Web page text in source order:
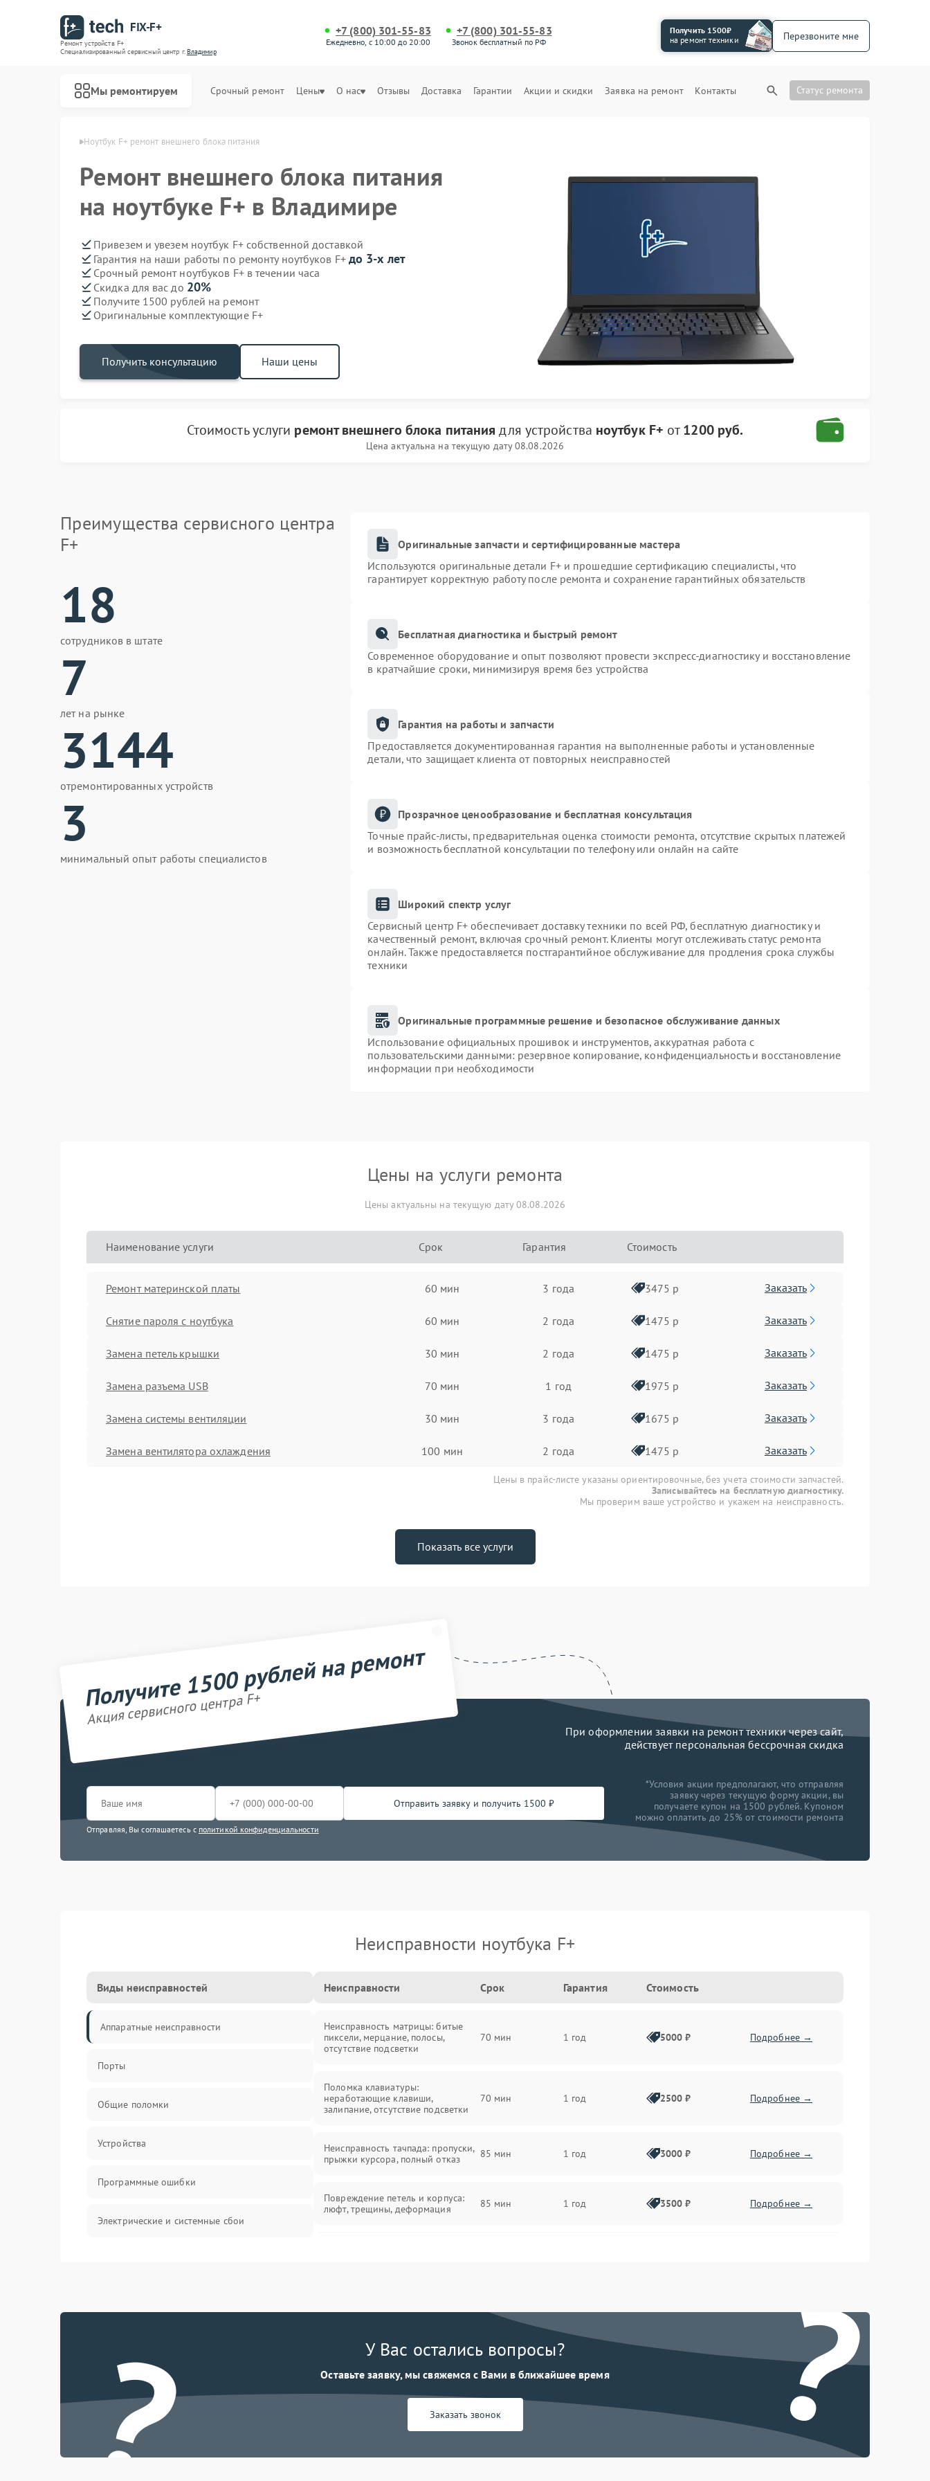
FIX-F+
Ремонт устройств F+
Специализированный cервисный центр г.Владимир
+7 (800) 301-55-83
Ежедневно, с 10:00 до 20:00
+7 (800) 301-55-83
Звонок бесплатный по РФ
Получить 1500₽
на ремонт техники
Перезвоните мне
Мы ремонтируем Срочный ремонт Цены О нас Отзывы Доставка Гарантии Акции и скидки Заявка на ремонт Контакты Статус ремонта
Ноутбук F+ ремонт внешнего блока питания
Ремонт внешнего блока питания
на ноутбуке F+ в Владимире
Привезем и увезем ноутбук F+ собственной доставкой
Гарантия на наши работы по ремонту ноутбуков F+ до 3-х лет
Срочный ремонт ноутбуков F+ в течении часа
Скидка для вас до 20%
Получите 1500 рублей на ремонт
Оригинальные комплектующие F+
Получить консультацию Наши цены
Стоимость услуги ремонт внешнего блока питания для устройства ноутбук F+ от1200 руб.
Цена актуальна на текущую дату 08.08.2026
Преимущества сервисного центра
F+
18
сотрудников в штате
7
лет на рынке
3144
отремонтированных устройств
3
минимальный опыт работы специалистов
Оригинальные запчасти и сертифицированные мастера
Используются оригинальные детали F+ и прошедшие сертификацию специалисты, что
гарантирует корректную работу после ремонта и сохранение гарантийных обязательств
Бесплатная диагностика и быстрый ремонт
Современное оборудование и опыт позволяют провести экспресс-диагностику и восстановление
в кратчайшие сроки, минимизируя время без устройства
Гарантия на работы и запчасти
Предоставляется документированная гарантия на выполненные работы и установленные
детали, что защищает клиента от повторных неисправностей
Прозрачное ценообразование и бесплатная консультация
Точные прайс-листы, предварительная оценка стоимости ремонта, отсутствие скрытых платежей
и возможность бесплатной консультации по телефону или онлайн на сайте
Широкий спектр услуг
Сервисный центр F+ обеспечивает доставку техники по всей РФ, бесплатную диагностику и
качественный ремонт, включая срочный ремонт. Клиенты могут отслеживать статус ремонта
онлайн. Также предоставляется постгарантийное обслуживание для продления срока службы
техники
Оригинальные программные решение и безопасное обслуживание данных
Использование официальных прошивок и инструментов, аккуратная работа с
пользовательскими данными: резервное копирование, конфиденциальность и восстановление
информации при необходимости
Цены на услуги ремонта
Цены актуальны на текущую дату 08.08.2026
Наименование услуги Срок Гарантия Стоимость
Ремонт материнской платы 60 мин 3 года 3475 р Заказать
Снятие пароля с ноутбука 60 мин 2 года 1475 р Заказать
Замена петель крышки 30 мин 2 года 1475 р Заказать
Замена разъема USB 70 мин 1 год 1975 р Заказать
Замена системы вентиляции 30 мин 3 года 1675 р Заказать
Замена вентилятора охлаждения 100 мин 2 года 1475 р Заказать
Цены в прайс-листе указаны ориентировочные, без учета стоимости запчастей.
Записывайтесь на бесплатную диагностику.
Мы проверим ваше устройство и укажем на неисправность.
Показать все услуги
Получите 1500 рублей на ремонт
Акция сервисного центра F+
При оформлении заявки на ремонт техники через сайт,
действует персональная бессрочная скидка
Отправить заявку и получить 1500 ₽
Отправляя, Вы соглашаетесь с политикой конфиденциальности
*Условия акции предполагают, что отправляя
заявку через текущую форму акции, вы
получаете купон на 1500 рублей. Купоном
можно оплатить до 25% от стоимости ремонта
Неисправности ноутбука F+
Виды неисправностей
Аппаратные неисправности
Порты
Общие поломки
Устройства
Программные ошибки
Электрические и системные сбои
Система охлаждения
Неисправности Срок Гарантия Стоимость
Неисправность матрицы: битые
пиксели, мерцание, полосы,
отсутствие подсветки
70 мин 1 год 5000 ₽ Подробнее →
Поломка клавиатуры:
неработающие клавиши,
залипание, отсутствие подсветки
70 мин 1 год 2500 ₽ Подробнее →
Неисправность тачпада: пропуски,
прыжки курсора, полный отказ
85 мин 1 год 3000 ₽ Подробнее →
Повреждение петель и корпуса:
люфт, трещины, деформация
85 мин 1 год 3500 ₽ Подробнее →
85 мин 1 год 2000 ₽ Подробнее →
Перегрев из‑за пыли, износа
термопасты или неисправности
кулера
75 мин Подробнее →
Выход из строя SSD или HDD:
медленная загрузка, ошибки
80 мин Подробнее →
? ?
У Вас остались вопросы?
Оставьте заявку, мы свяжемся с Вами в ближайшее время
Заказать звонок